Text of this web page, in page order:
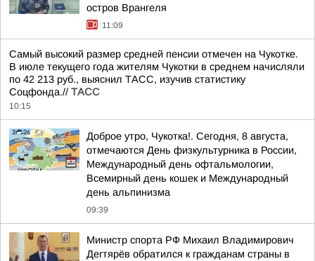
остров Врангеля
11:09
Самый высокий размер средней пенсии отмечен на Чукотке.
В июле текущего года жителям Чукотки в среднем начисляли
по 42 213 руб., выяснил ТАСС, изучив статистику
Соцфонда.// ТАСС
10:15
Доброе утро, Чукотка!. Сегодня, 8 августа,
отмечаются День физкультурника в России,
Международный день офтальмологии,
Всемирный день кошек и Международный
день альпинизма
09:39
Министр спорта РФ Михаил Владимирович
Дегтярёв обратился к гражданам страны в